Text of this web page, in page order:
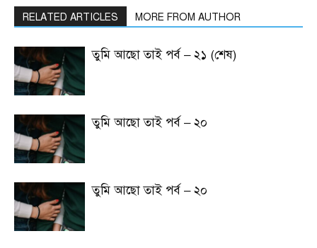
RELATED ARTICLES MORE FROM AUTHOR
তুমি আছো তাই পর্ব – ২১ (শেষ)
তুমি আছো তাই পর্ব – ২০
তুমি আছো তাই পর্ব – ২০